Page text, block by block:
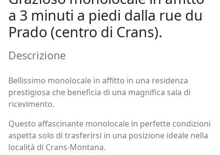
a 3 minuti a piedi dalla rue du
Prado (centro di Crans).
Descrizione
Bellissimo monolocale in affitto in una residenza
prestigiosa che beneficia di una magnifica sala di
ricevimento.
Questo affascinante monolocale in perfette condizioni
aspetta solo di trasferirsi in una posizione ideale nella
località di Crans-Montana.